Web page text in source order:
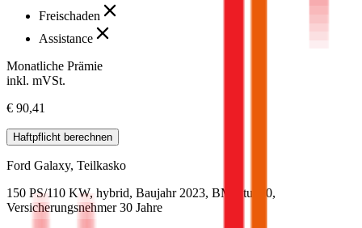
Freischaden
Assistance
Monatliche Prämie
inkl. mVSt.
€ 90,41
Haftpflicht berechnen
Ford Galaxy, Teilkasko
150 PS/110 KW, hybrid, Baujahr 2023, BM-Stufe 0,
Versicherungsnehmer 30 Jahre